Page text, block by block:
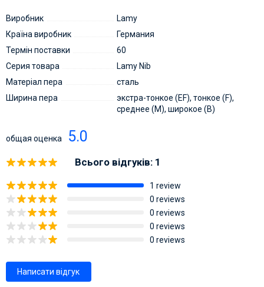
Виробник
Lamy
Країна виробник
Германия
Термін поставки
60
Серия товара
Lamy Nib
Матеріал пера
сталь
Ширина пера
экстра-тонкое (EF), тонкое (F),
среднее (M), широкое (B)
5.0
общая оценка
Всього відгуків: 1
1 review
0 reviews
0 reviews
0 reviews
0 reviews
Написати відгук